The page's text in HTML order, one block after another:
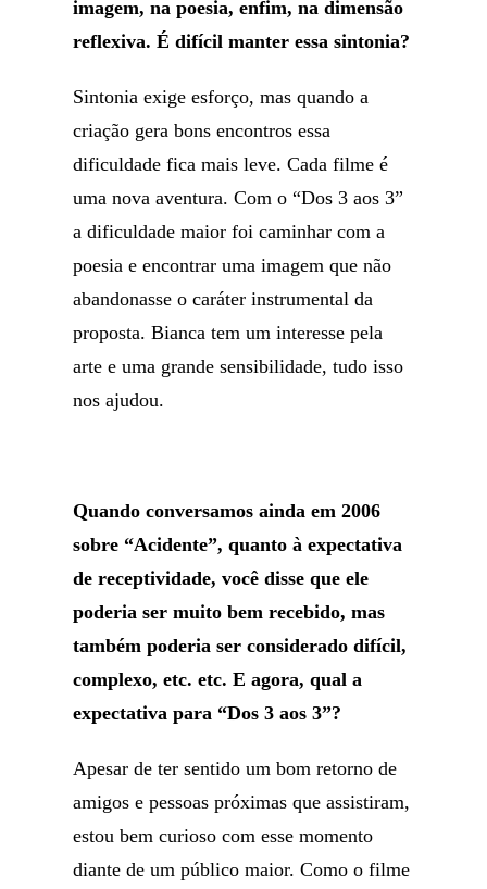
imagem, na poesia, enfim, na dimensão
reflexiva. É difícil manter essa sintonia?
Sintonia exige esforço, mas quando a
criação gera bons encontros essa
dificuldade fica mais leve. Cada filme é
uma nova aventura. Com o “Dos 3 aos 3”
a dificuldade maior foi caminhar com a
poesia e encontrar uma imagem que não
abandonasse o caráter instrumental da
proposta. Bianca tem um interesse pela
arte e uma grande sensibilidade, tudo isso
nos ajudou.
Quando conversamos ainda em 2006
sobre “Acidente”, quanto à expectativa
de receptividade, você disse que ele
poderia ser muito bem recebido, mas
também poderia ser considerado difícil,
complexo, etc. etc. E agora, qual a
expectativa para “Dos 3 aos 3”?
Apesar de ter sentido um bom retorno de
amigos e pessoas próximas que assistiram,
estou bem curioso com esse momento
diante de um público maior. Como o filme